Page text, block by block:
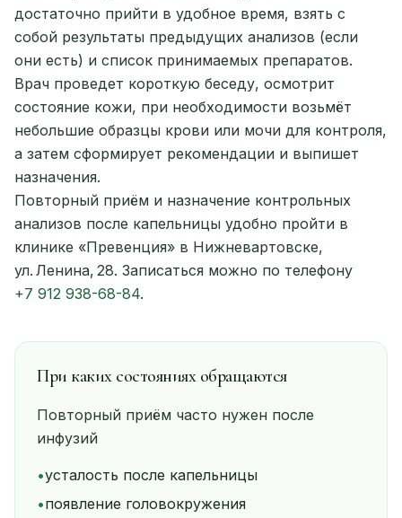
достаточно прийти в удобное время, взять с
собой результаты предыдущих анализов (если
они есть) и список принимаемых препаратов.
Врач проведет короткую беседу, осмотрит
состояние кожи, при необходимости возьмёт
небольшие образцы крови или мочи для контроля,
а затем сформирует рекомендации и выпишет
назначения.
Повторный приём и назначение контрольных
анализов после капельницы удобно пройти в
клинике «Превенция» в Нижневартовске,
ул. Ленина, 28. Записаться можно по телефону
+7 912 938-68-84.
При каких состояниях обращаются
Повторный приём часто нужен после
инфузий
•усталость после капельницы
•появление головокружения